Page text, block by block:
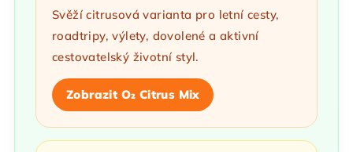
Svěží citrusová varianta pro letní cesty,
roadtripy, výlety, dovolené a aktivní
cestovatelský životní styl.
Zobrazit O₂ Citrus Mix